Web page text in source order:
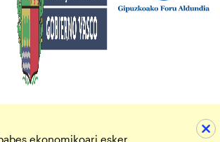
ekonomikoari esker